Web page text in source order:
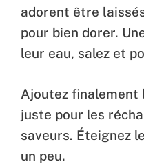
adorent être
pour bien dorer.
leur eau, salez et
Ajoutez finalement
juste pour les
saveurs. Éteignez
un peu.